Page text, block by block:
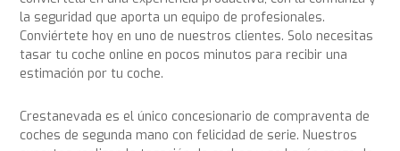
la seguridad que aporta un equipo de profesionales.
Conviértete hoy en uno de nuestros clientes. Solo necesitas
tasar tu coche online en pocos minutos para recibir una
estimación por tu coche.
Crestanevada es el único concesionario de compraventa de
coches de segunda mano con felicidad de serie. Nuestros